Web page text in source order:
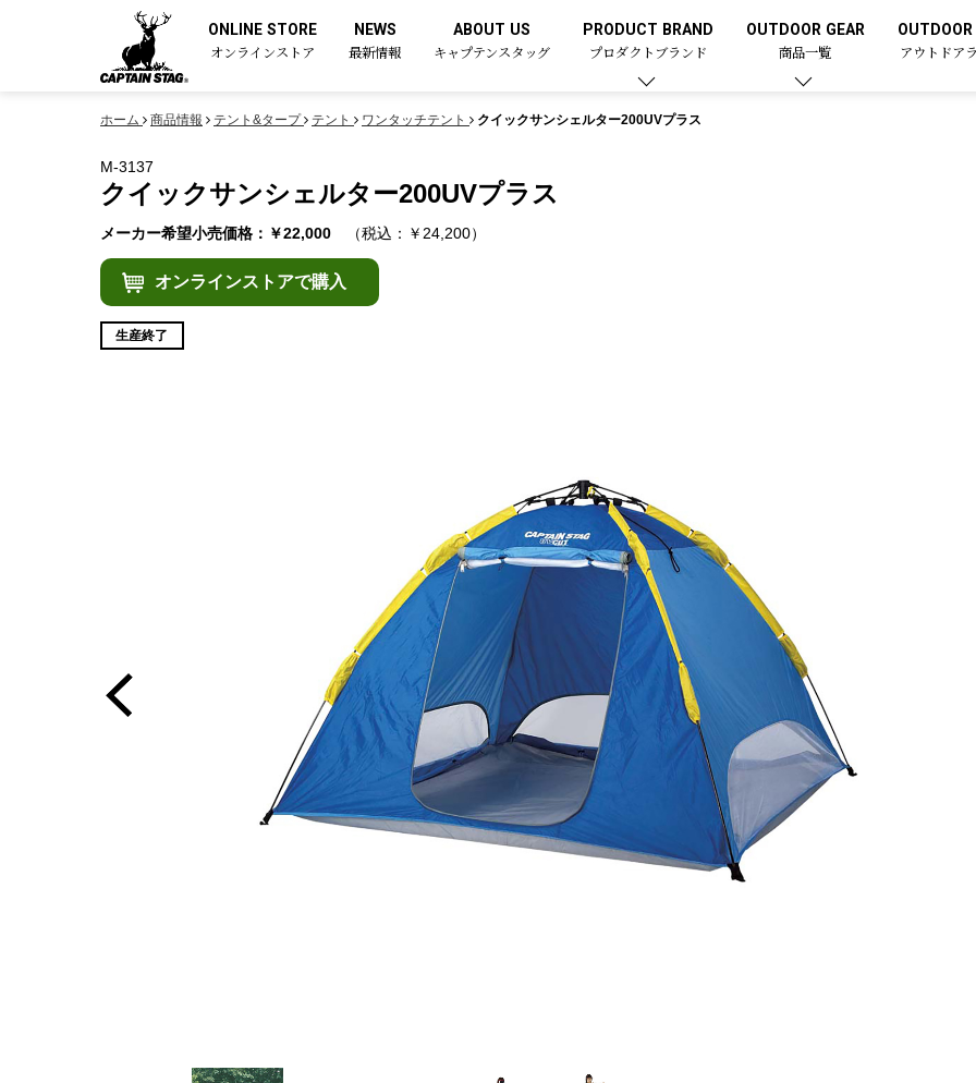
ONLINE STORE
オンラインストア
NEWS
最新情報
ABOUT US
キャプテンスタッグ
PRODUCT BRAND
プロダクトブランド
OUTDOOR GEAR
商品一覧
OUTDOOR
アウトドア
ホーム 商品情報 テント&タープ テント ワンタッチテント クイックサンシェルター200UVプラス
M-3137
クイックサンシェルター200UVプラス
メーカー希望小売価格：￥22,000 （税込：￥24,200）
オンラインストアで購入
生産終了